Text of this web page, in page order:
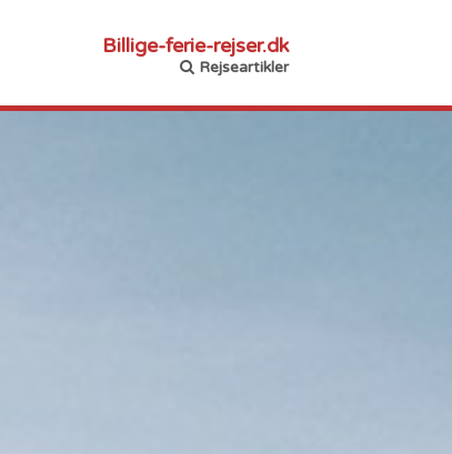
Billige-ferie-rejser.dk
Rejseartikler